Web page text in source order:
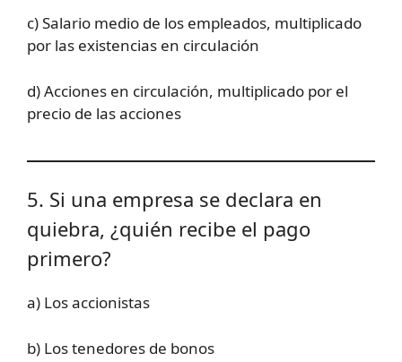
c) Salario medio de los empleados, multiplicado
por las existencias en circulación
d) Acciones en circulación, multiplicado por el
precio de las acciones
5. Si una empresa se declara en
quiebra, ¿quién recibe el pago
primero?
a) Los accionistas
b) Los tenedores de bonos